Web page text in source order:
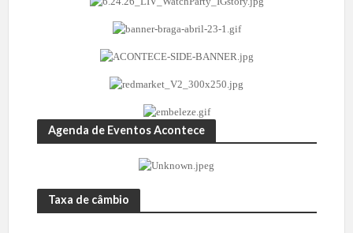
Agenda de Eventos Acontece
Taxa de câmbio